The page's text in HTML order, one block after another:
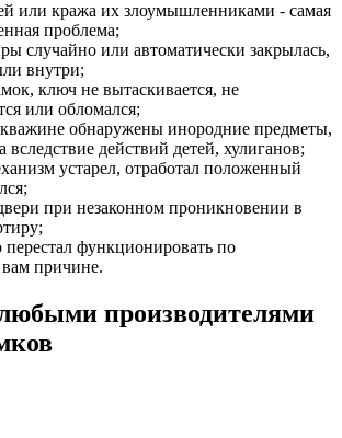
или кража их злоумышленниками - самая
проблема;
случайно или автоматически закрылась,
внутри;
ключ не вытаскивается, не
или обломался;
обнаружены инородние предметы,
вследствие действий детей, хулиганов;
устарел, отработал положенный
при незаконном проникновении в
перестал функционировать по
причине.
производителями